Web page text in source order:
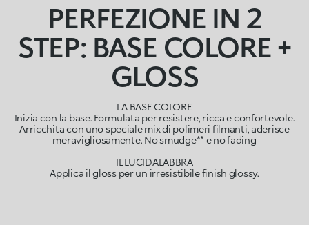
PERFEZIONE IN 2
STEP: BASE COLORE +
GLOSS
LA BASE COLORE
Inizia con la base. Formulata per resistere, ricca e confortevole.
Arricchita con uno speciale mix di polimeri filmanti, aderisce
meravigliosamente. No smudge** e no fading
IL LUCIDALABBRA
Applica il gloss per un irresistibile finish glossy.